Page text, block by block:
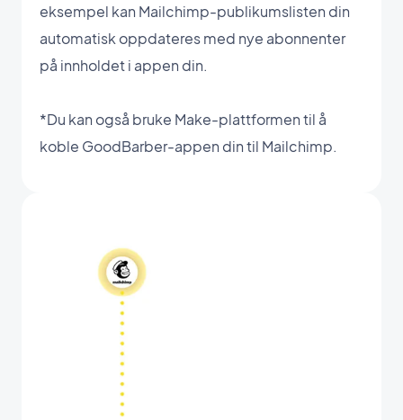
eksempel kan Mailchimp-publikumslisten din
automatisk oppdateres med nye abonnenter
på innholdet i appen din.
*Du kan også bruke Make-plattformen til å
koble GoodBarber-appen din til Mailchimp.